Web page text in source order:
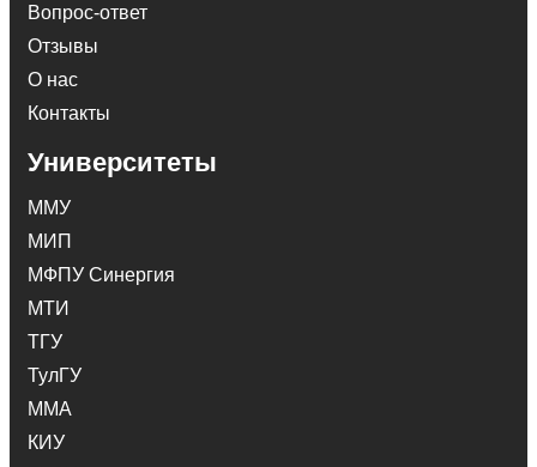
Вопрос-ответ
Отзывы
О нас
Контакты
Университеты
ММУ
МИП
МФПУ Синергия
МТИ
ТГУ
ТулГУ
ММА
КИУ